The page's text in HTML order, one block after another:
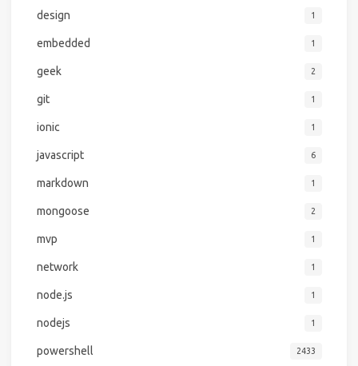
design 1
embedded 1
geek 2
git 1
ionic 1
javascript 6
markdown 1
mongoose 2
mvp 1
network 1
node.js 1
nodejs 1
powershell 2433